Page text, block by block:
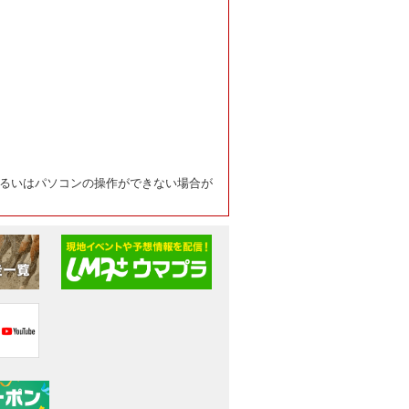
いはパソコンの操作ができない場合が